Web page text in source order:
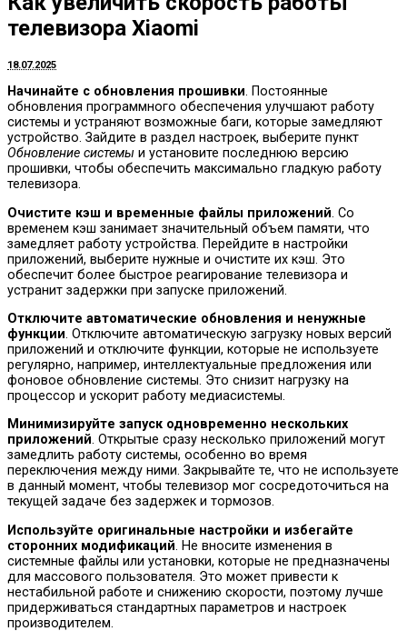
телевизора Xiaomi
18.07.2025
Начинайте с обновления прошивки. Постоянные
обновления программного обеспечения улучшают работу
системы и устраняют возможные баги, которые замедляют
устройство. Зайдите в раздел настроек, выберите пункт
Обновление системы и установите последнюю версию
прошивки, чтобы обеспечить максимально гладкую работу
телевизора.
Очистите кэш и временные файлы приложений. Со
временем кэш занимает значительный объем памяти, что
замедляет работу устройства. Перейдите в настройки
приложений, выберите нужные и очистите их кэш. Это
обеспечит более быстрое реагирование телевизора и
устранит задержки при запуске приложений.
Отключите автоматические обновления и ненужные
функции. Отключите автоматическую загрузку новых версий
приложений и отключите функции, которые не используете
регулярно, например, интеллектуальные предложения или
фоновое обновление системы. Это снизит нагрузку на
процессор и ускорит работу медиасистемы.
Минимизируйте запуск одновременно нескольких
приложений. Открытые сразу несколько приложений могут
замедлить работу системы, особенно во время
переключения между ними. Закрывайте те, что не используете
в данный момент, чтобы телевизор мог сосредоточиться на
текущей задаче без задержек и тормозов.
Используйте оригинальные настройки и избегайте
сторонних модификаций. Не вносите изменения в
системные файлы или установки, которые не предназначены
для массового пользователя. Это может привести к
нестабильной работе и снижению скорости, поэтому лучше
придерживаться стандартных параметров и настроек
производителем.